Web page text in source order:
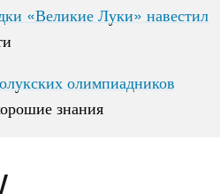
«Великие Луки» навестил
«Великие Луки» навестил
олимпиадников
знания
олимпиадников
знания